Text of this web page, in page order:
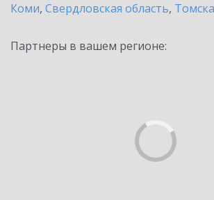
Коми, Свердловская область,
Партнеры в вашем регионе: